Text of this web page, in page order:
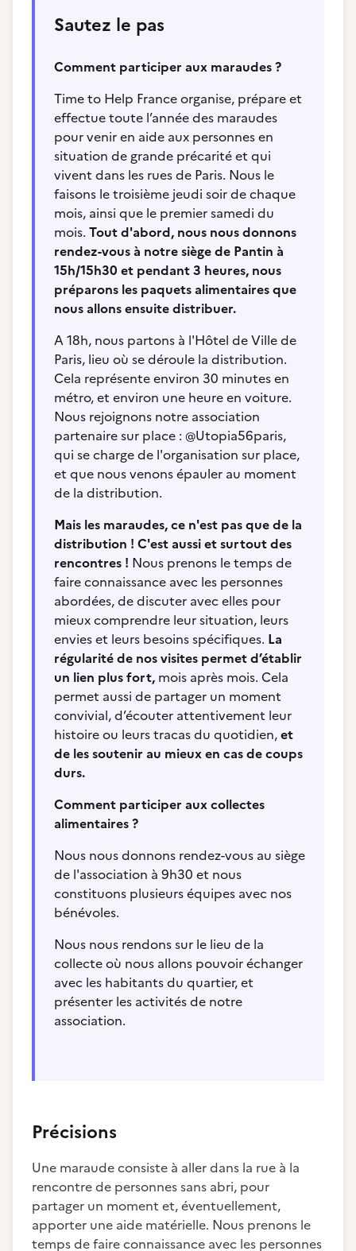
Sautez le pas
Comment participer aux maraudes ?
Time to Help France organise, prépare et
effectue toute l’année des maraudes
pour venir en aide aux personnes en
situation de grande précarité et qui
vivent dans les rues de Paris. Nous le
faisons le troisième jeudi soir de chaque
mois, ainsi que le premier samedi du
mois. Tout d'abord, nous nous donnons
rendez-vous à notre siège de Pantin à
15h/15h30 et pendant 3 heures, nous
préparons les paquets alimentaires que
nous allons ensuite distribuer.
A 18h, nous partons à l'Hôtel de Ville de
Paris, lieu où se déroule la distribution.
Cela représente environ 30 minutes en
métro, et environ une heure en voiture.
Nous rejoignons notre association
partenaire sur place : @Utopia56paris,
qui se charge de l'organisation sur place,
et que nous venons épauler au moment
de la distribution.
Mais les maraudes, ce n'est pas que de la
distribution ! C'est aussi et surtout des
rencontres ! Nous prenons le temps de
faire connaissance avec les personnes
abordées, de discuter avec elles pour
mieux comprendre leur situation, leurs
envies et leurs besoins spécifiques. La
régularité de nos visites permet d’établir
un lien plus fort, mois après mois. Cela
permet aussi de partager un moment
convivial, d’écouter attentivement leur
histoire ou leurs tracas du quotidien,et
de les soutenir au mieux en cas de coups
durs.
Comment participer aux collectes
alimentaires ?
Nous nous donnons rendez-vous au siège
de l'association à 9h30 et nous
constituons plusieurs équipes avec nos
bénévoles.
Nous nous rendons sur le lieu de la
collecte où nous allons pouvoir échanger
avec les habitants du quartier, et
présenter les activités de notre
association.
Précisions
Une maraude consiste à aller dans la rue à la
rencontre de personnes sans abri, pour
partager un moment et, éventuellement,
apporter une aide matérielle. Nous prenons le
temps de faire connaissance avec les personnes